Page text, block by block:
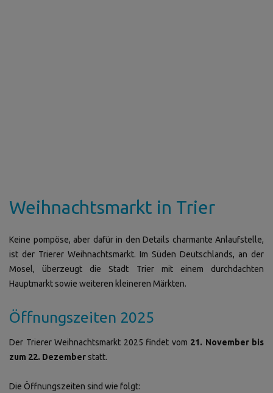
Weihnachtsmarkt in Trier
Keine pompöse, aber dafür in den Details charmante Anlaufstelle,
ist der Trierer Weihnachtsmarkt. Im Süden Deutschlands, an der
Mosel, überzeugt die Stadt Trier mit einem durchdachten
Hauptmarkt sowie weiteren kleineren Märkten.
Öffnungszeiten 2025
Der Trierer Weihnachtsmarkt 2025 findet vom 21. November bis
zum 22. Dezember statt.
Die Öffnungszeiten sind wie folgt: